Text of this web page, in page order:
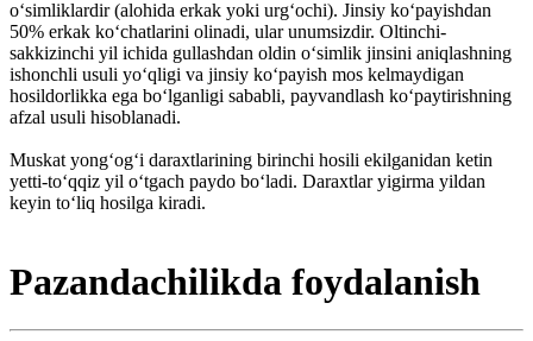
oʻsimliklardir (alohida erkak yoki urgʻochi). Jinsiy koʻpayishdan
50% erkak koʻchatlarini olinadi, ular unumsizdir. Oltinchi-
sakkizinchi yil ichida gullashdan oldin oʻsimlik jinsini aniqlashning
ishonchli usuli yoʻqligi va jinsiy koʻpayish mos kelmaydigan
hosildorlikka ega boʻlganligi sababli, payvandlash koʻpaytirishning
afzal usuli hisoblanadi.
Muskat yongʻogʻi daraxtlarining birinchi hosili ekilganidan ketin
yetti-toʻqqiz yil oʻtgach paydo boʻladi. Daraxtlar yigirma yildan
keyin toʻliq hosilga kiradi.
Pazandachilikda foydalanish